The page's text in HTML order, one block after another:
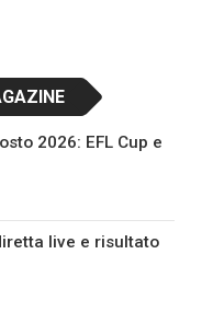
2026: EFL Cup e
live e risultato